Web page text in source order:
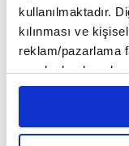
kullanılmaktadır.
kılınması ve
reklam/pazarlama
sınırlı olarak açık
Çerezlere ilişkin
belirleyebilirsiniz.
Ayarlar butonuna
bir Türk olarak
365 oda ve
firmalarımız
göreve layık
temsilcilerine